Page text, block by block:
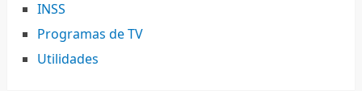
INSS
Programas de TV
Utilidades